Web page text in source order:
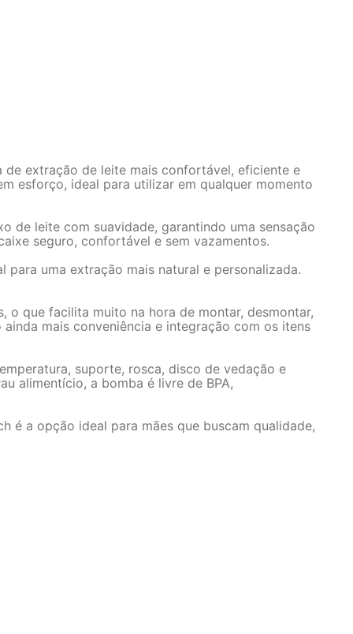
de extração de leite mais confortável, eficiente e
esforço, ideal para utilizar em qualquer momento
de leite com suavidade, garantindo uma sensação
seguro, confortável e sem vazamentos.
uma extração mais natural e personalizada.
o que facilita muito na hora de montar, desmontar,
mais conveniência e integração com os itens
suporte, rosca, disco de vedação e
alimentício, a bomba é livre de BPA,
é a opção ideal para mães que buscam qualidade,